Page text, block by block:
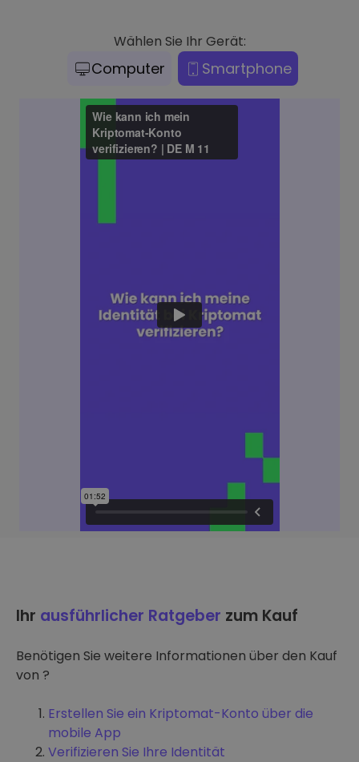
Wählen Sie Ihr Gerät:
Computer Smartphone
Ihr ausführlicher Ratgeber zum Kauf
Benötigen Sie weitere Informationen über den Kauf
von ?
Erstellen Sie ein Kriptomat-Konto über die
mobile App
Verifizieren Sie Ihre Identität